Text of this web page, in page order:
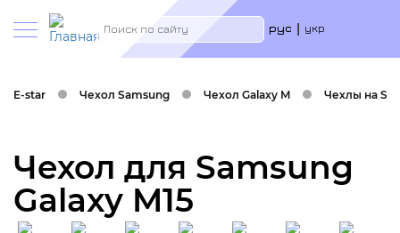
Search рус укр
E-star Чехол Samsung Чехол Galaxy M Чехлы на
Чехол для Samsung
Galaxy M15